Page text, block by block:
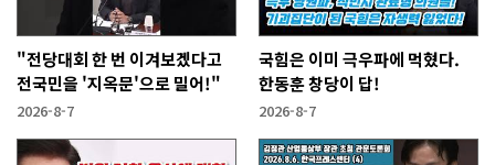
"전당대회 한 번 이겨보겠다고
전국민을 '지옥문'으로 밀어!"
2026-8-7
국힘은 이미 극우파에 먹혔다.
한동훈 창당이 답!
2026-8-7